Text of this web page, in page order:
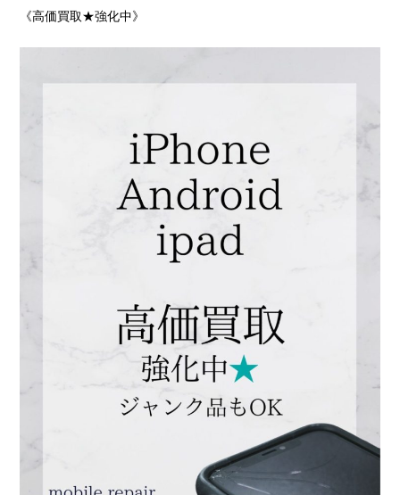
《高価買取★強化中》